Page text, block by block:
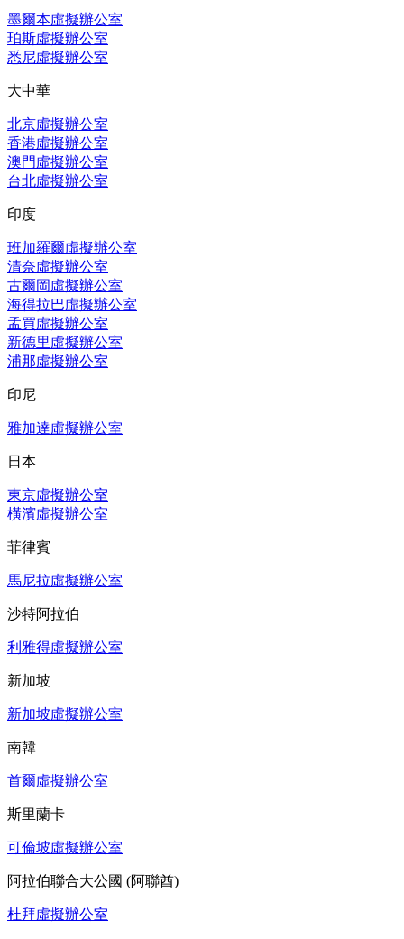
墨爾本虛擬辦公室
珀斯虛擬辦公室
悉尼虛擬辦公室
大中華
北京虛擬辦公室
香港虛擬辦公室
澳門虛擬辦公室
台北虛擬辦公室
印度
班加羅爾虛擬辦公室
清奈虛擬辦公室
古爾岡虛擬辦公室
海得拉巴虛擬辦公室
孟買虛擬辦公室
新德里虛擬辦公室
浦那虛擬辦公室
印尼
雅加達虛擬辦公室
日本
東京虛擬辦公室
橫濱虛擬辦公室
菲律賓
馬尼拉虛擬辦公室
沙特阿拉伯
利雅得虛擬辦公室
新加坡
新加坡虛擬辦公室
南韓
首爾虛擬辦公室
斯里蘭卡
可倫坡虛擬辦公室
阿拉伯聯合大公國 (阿聯酋)
杜拜虛擬辦公室